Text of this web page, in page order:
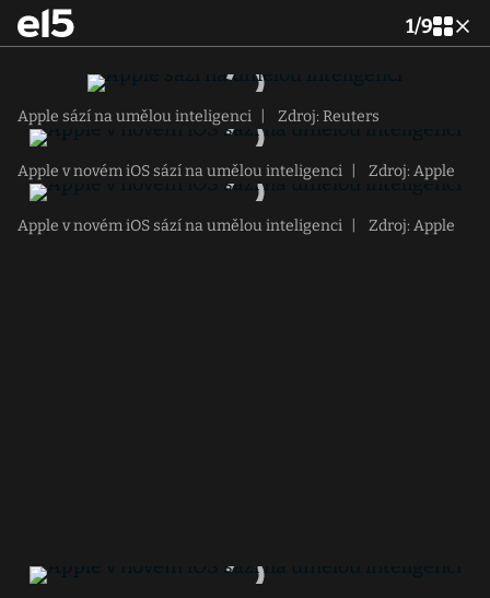
1/9
Apple sází na umělou inteligenci Zdroj: Reuters
Apple v novém iOS sází na umělou inteligenci Zdroj: Apple
Apple v novém iOS sází na umělou inteligenci Zdroj: Apple